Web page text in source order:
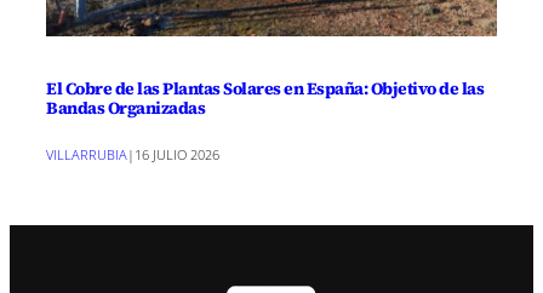
El Cobre de las Plantas Solares en España: Objetivo de las
Bandas Organizadas
VILLARRUBIA | 16 JULIO 2026